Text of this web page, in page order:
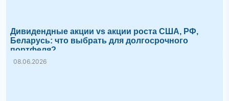
Дивидендные акции vs акции роста США, РФ,
Беларусь: что выбрать для долгосрочного
портфеля?
08.06.2026